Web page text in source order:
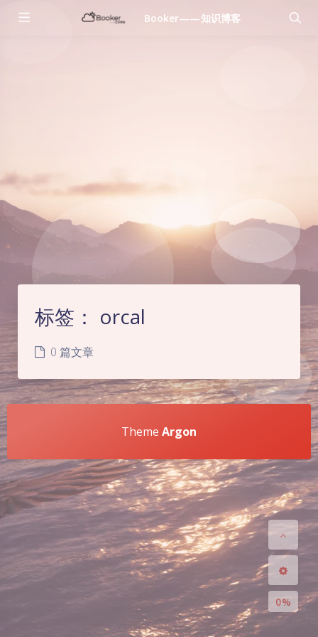
Booker——知识博客
Sans Serif Serif
深阴影
关闭 日落 暗化 灰度
0%
标签： orcal
0 篇文章
Theme Argon